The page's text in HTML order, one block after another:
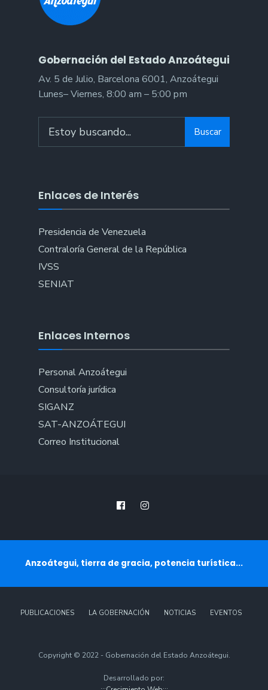
Gobernación del Estado Anzoátegui
Av. 5 de Julio, Barcelona 6001, Anzoátegui
Lunes– Viernes, 8:00 am – 5:00 pm
for:
Buscar
Enlaces de Interés
Presidencia de Venezuela
Contraloría General de la República
IVSS
SENIAT
Enlaces Internos
Personal Anzoátegui
Consultoría jurídica
SIGANZ
SAT-ANZOÁTEGUI
Correo Institucional
Anzoátegui, tierra de gracia, potencia turística...
PUBLICACIONES LA GOBERNACIÓN NOTICIAS EVENTOS
Copyright © 2022 - Gobernación del Estado Anzoátegui.
Desarrollado por: